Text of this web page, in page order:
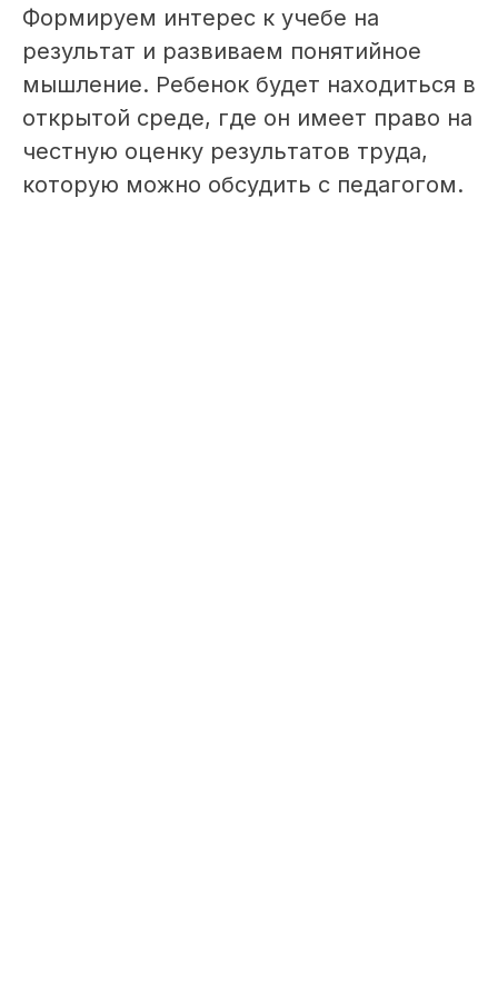
Формируем интерес к учебе на
результат и развиваем понятийное
мышление. Ребенок будет находиться в
открытой среде, где он имеет право на
честную оценку результатов труда,
которую можно обсудить с педагогом.